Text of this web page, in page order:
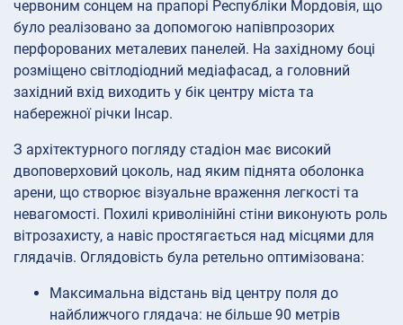
червоним сонцем на прапорі Республіки Мордовія, що
було реалізовано за допомогою напівпрозорих
перфорованих металевих панелей. На західному боці
розміщено світлодіодний медіафасад, а головний
західний вхід виходить у бік центру міста та
набережної річки Інсар.
З архітектурного погляду стадіон має високий
двоповерховий цоколь, над яким піднята оболонка
арени, що створює візуальне враження легкості та
невагомості. Похилі криволінійні стіни виконують роль
вітрозахисту, а навіс простягається над місцями для
глядачів. Оглядовість була ретельно оптимізована:
Максимальна відстань від центру поля до
найближчого глядача: не більше 90 метрів